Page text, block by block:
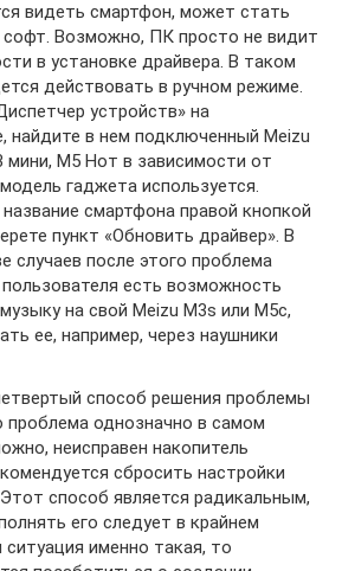
видеть смартфон, может стать
софт. Возможно, ПК просто не видит
в установке драйвера. В таком
действовать в ручном режиме.
устройств» на
найдите в нем подключенный Meizu
мини, М5 Нот в зависимости от
гаджета используется.
смартфона правой кнопкой
пункт «Обновить драйвер». В
случаев после этого проблема
есть возможность
на свой Meizu M3s или M5c,
ее, например, через наушники
способ решения проблемы
проблема однозначно в самом
неисправен накопитель
сбросить настройки
способ является радикальным,
его следует в крайнем
ситуация именно такая, то